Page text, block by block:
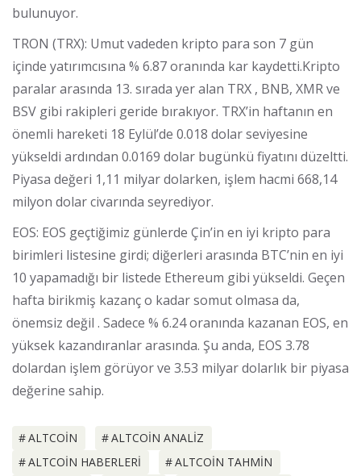
bulunuyor.
TRON (TRX): Umut vadeden kripto para son 7 gün
içinde yatırımcısına % 6.87 oranında kar kaydetti.Kripto
paralar arasında 13. sırada yer alan TRX , BNB, XMR ve
BSV gibi rakipleri geride bırakıyor. TRX’in haftanın en
önemli hareketi 18 Eylül’de 0.018 dolar seviyesine
yükseldi ardından 0.0169 dolar bugünkü fiyatını düzeltti.
Piyasa değeri 1,11 milyar dolarken, işlem hacmi 668,14
milyon dolar civarında seyrediyor.
EOS: EOS geçtiğimiz günlerde Çin’in en iyi kripto para
birimleri listesine girdi; diğerleri arasında BTC’nin en iyi
10 yapamadığı bir listede Ethereum gibi yükseldi. Geçen
hafta birikmiş kazanç o kadar somut olmasa da,
önemsiz değil . Sadece % 6.24 oranında kazanan EOS, en
yüksek kazandıranlar arasında. Şu anda, EOS 3.78
dolardan işlem görüyor ve 3.53 milyar dolarlık bir piyasa
değerine sahip.
ALTCOIN
ALTCOIN ANALIZ
ALTCOIN HABERLERI
ALTCOIN TAHMIN